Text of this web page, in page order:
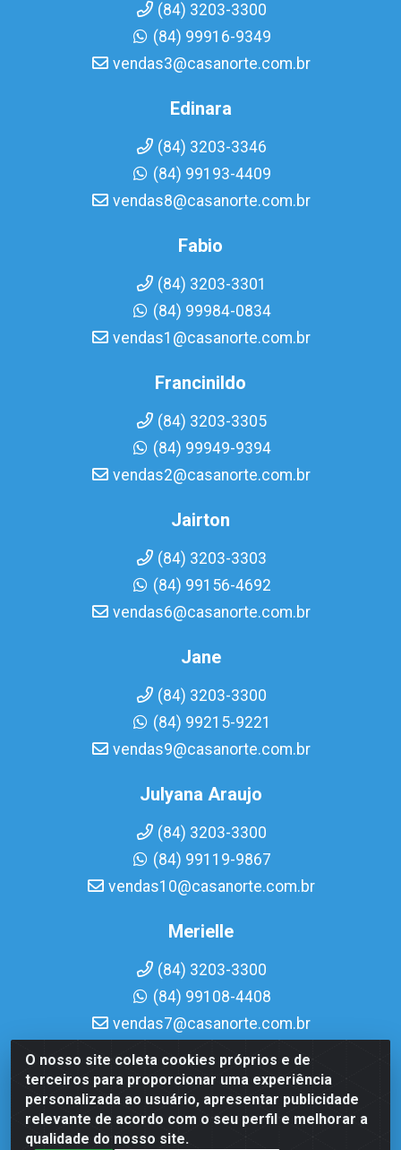
O nosso site coleta cookies próprios e de
terceiros para proporcionar uma experiência
personalizada ao usuário, apresentar publicidade
relevante de acordo com o seu perfil e melhorar a
qualidade do nosso site.
(84) 3203-3300
(84) 99916-9349
vendas3@casanorte.com.br
Edinara
(84) 3203-3346
(84) 99193-4409
vendas8@casanorte.com.br
Fabio
(84) 3203-3301
(84) 99984-0834
vendas1@casanorte.com.br
Francinildo
(84) 3203-3305
(84) 99949-9394
vendas2@casanorte.com.br
Jairton
(84) 3203-3303
(84) 99156-4692
vendas6@casanorte.com.br
Jane
(84) 3203-3300
(84) 99215-9221
vendas9@casanorte.com.br
Julyana Araujo
(84) 3203-3300
(84) 99119-9867
vendas10@casanorte.com.br
Merielle
(84) 3203-3300
(84) 99108-4408
vendas7@casanorte.com.br
Casa Norte LTDA - Av. Interventor Mário Câmara, 1815 -
Dix-Sept Rosado, Natal/RN - CEP 59054-600 - CNPJ
08.713.513/0001-51